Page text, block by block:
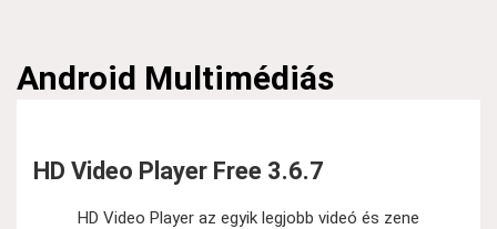
Android Multimédiás
HD Video Player Free 3.6.7
HD Video Player az egyik legjobb videó és zene